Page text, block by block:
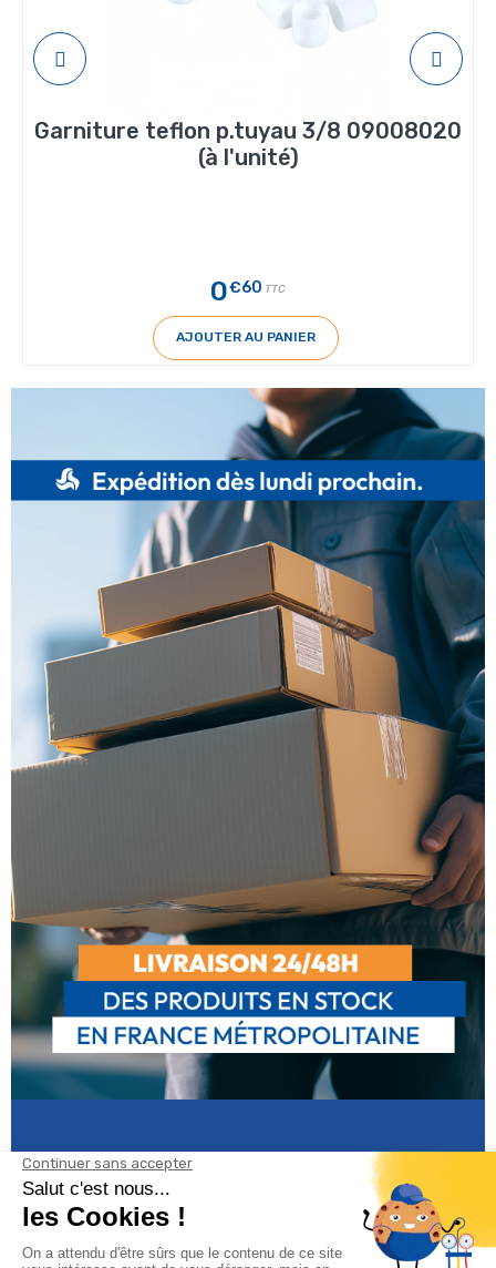
Garniture teflon p.tuyau 3/8 09008020
(à l'unité)
0€60 TTC
AJOUTER AU PANIER